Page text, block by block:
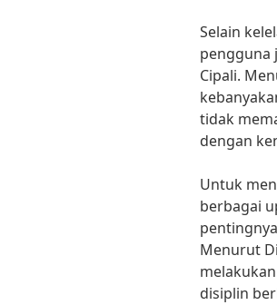
Selain
pengguna
Cipali.
tidak
dengan
Untuk
berbagai
Menurut
disiplin